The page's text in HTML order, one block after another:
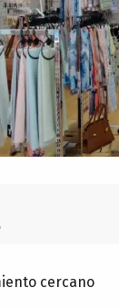
cercano